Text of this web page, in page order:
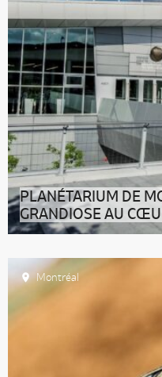
PLANÉTARIUM DE
GRANDIOSE AU
On vous dit
les expériences
Montréal